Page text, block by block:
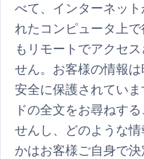
べて、インターネッ
れたコンピュータ上
もリモートでアクセ
せん。お客様の情報は
安全に保護されてい
ドの全文をお尋ねす
せんし、どのような
かはお客様ご自身で